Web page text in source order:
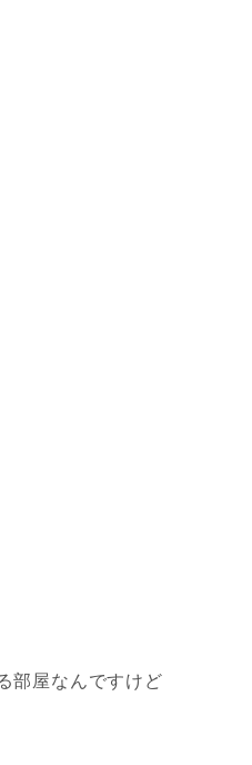
部屋なんですけど